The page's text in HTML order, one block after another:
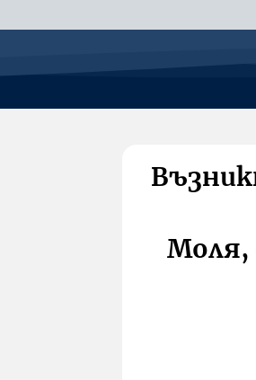
Моля,